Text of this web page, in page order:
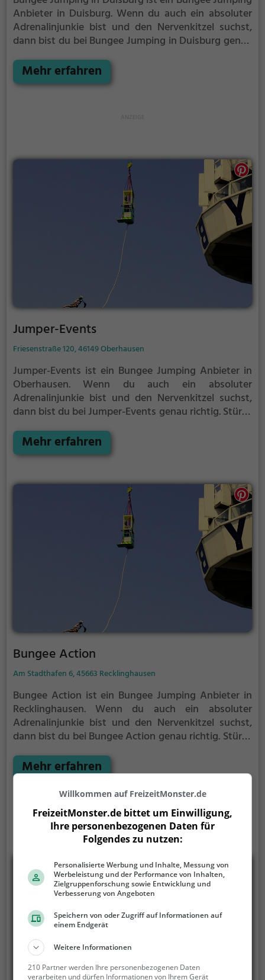
Anbieter in Duisburg. Wenn du auch ein absoluter
Adrenalinjunkie bist und den Nervenkitzel suchst,
dann bist du bei Bungee Jumping in Duisburg genau
in die Tiefe, gesichert nur an einem Seil und unter dir
der Abgrund.
Mehr erfahren
Jumper-Events
Friesenstraße 120, 46149 Oberhausen
Jumper-Events ist ein Bungee Jumping Anbieter in
Oberhausen. Wenn du auch ein absoluter
Adrenalinjunkie bist und den Nervenkitzel suchst,
dann bist du bei Jumper-Events genau richtig.Stürze
gesichert nur an einem Seil und unter dir der
Abgrund.
Mehr erfahren
Bungee Action
Am Stadthafen 6, 45663 Recklinghausen
Bungee Action ist ein Bungee Jumping Anbieter in
Recklinghausen. Wenn du auch ein absoluter
Adrenalinjunkie bist und den Nervenkitzel suchst,
dann bist du bei Bungee Action genau richtig. Stürze
gesichert nur an einem Seil und unter dir der
Abgrund.
Mehr erfahren
Willkommen auf FreizeitMonster.de
FreizeitMonster.de bittet um Einwilligung,
Ihre personenbezogenen Daten für
Folgendes zu nutzen:
Personalisierte Werbung und Inhalte, Messung von
Werbeleistung und der Performance von Inhalten,
Zielgruppenforschung sowie Entwicklung und
Verbesserung von Angeboten
Speichern von oder Zugriff auf Informationen auf
einem Endgerät
Weitere Informationen
210 Partner werden Ihre personenbezogenen Daten
verarbeiten und dürfen Informationen von Ihrem Gerät